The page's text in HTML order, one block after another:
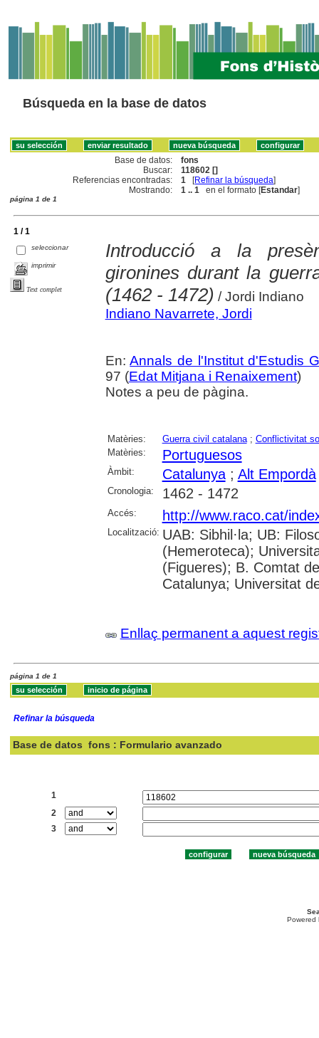
Búsqueda en la base de datos
Base de datos:
fons
Buscar:
118602 []
Referencias encontradas:
1 [Refinar la búsqueda]
Mostrando:
1 .. 1 en el formato [Estandar]
página 1 de 1
1 / 1
seleccionar
imprimir
Text complet
Introducció a la
gironines durant la
(1462 - 1472) / Jordi Indiano
Indiano Navarrete, Jordi
En:Annals de l'Institut d'Estudis
97 (Edat Mitjana i Renaixement)
Notes a peu de pàgina.
Matèries: Guerra civil catalana; Conflictivitat
Matèries:
Portuguesos
Àmbit: Catalunya; Alt Empordà
Cronologia: 1462 - 1472
Accés: http://www.raco.cat/
Localització: UAB: Sibhil·la; UB:
(Hemeroteca);
(Figueres); B. Comtat
Catalunya; Universitat
Enllaç permanent a aquest
página 1 de 1
Refinar la búsqueda
Base de datos fons : Formulario avanzado
1
2
3